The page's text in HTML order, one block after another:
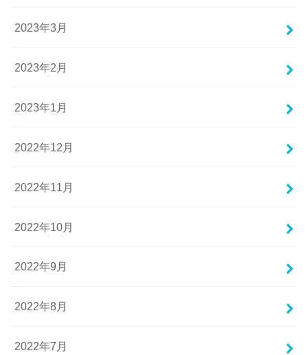
2023年3月
2023年2月
2023年1月
2022年12月
2022年11月
2022年10月
2022年9月
2022年8月
2022年7月